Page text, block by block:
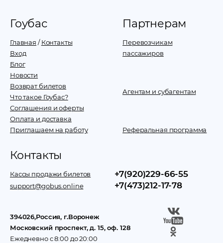
Гоубас
Главная /Контакты
Вход
Блог
Новости
Возврат билетов
Что такое Гоубас?
Соглашения и оферты
Оплата и доставка
Приглашаем на работу
Партнерам
Перевозчикам
пассажиров
Агентам и субагентам
Реферальная программа
Контакты
Кассы продажи билетов
support@gobus.online
+7(920)229-66-55
+7(473)212-17-78
394026,Россия, г.Воронеж
Московский проспект, д. 15, оф. 128
Ежедневно с 8:00 до 20:00